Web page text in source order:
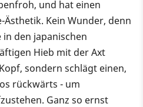
und hat einen
Ästhetik. Kein Wunder, denn
den japanischen
Hieb mit der Axt
sondern schlägt einen,
rückwärts - um
Ganz so ernst